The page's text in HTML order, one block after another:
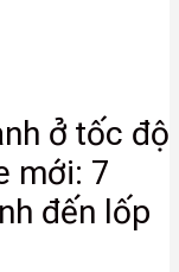
ở tốc độ
mới: 7
đến lốp